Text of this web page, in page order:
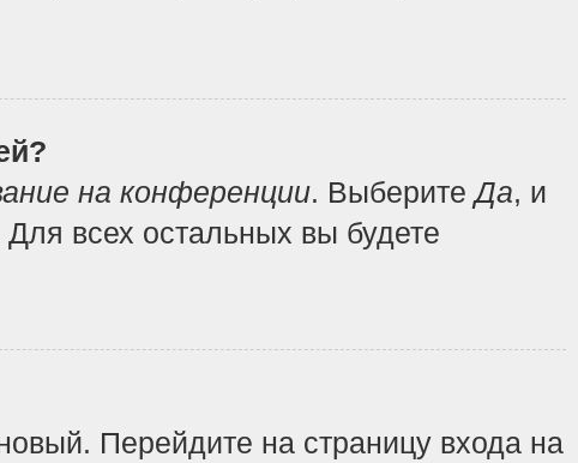
на конференции. ВыберитеДа, и
всех остальных вы будете
Перейдите на страницу входа на